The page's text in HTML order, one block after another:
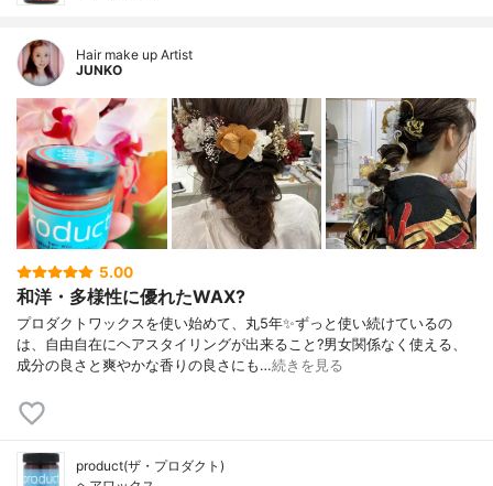
Hair make up Artist
JUNKO
5.00
和洋・多様性に優れたWAX?
プロダクトワックスを使い始めて、丸5年✨ずっと使い続けているの
は、自由自在にヘアスタイリングが出来ること?男女関係なく使える、
成分の良さと爽やかな香りの良さにも…続きを見る
product(ザ・プロダクト)